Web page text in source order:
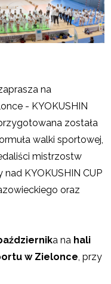
na
- KYOKUSHIN
została
walki sportowej,
mistrzostw
KYOKUSHIN CUP
oraz
a na hali
w Zielonce, przy